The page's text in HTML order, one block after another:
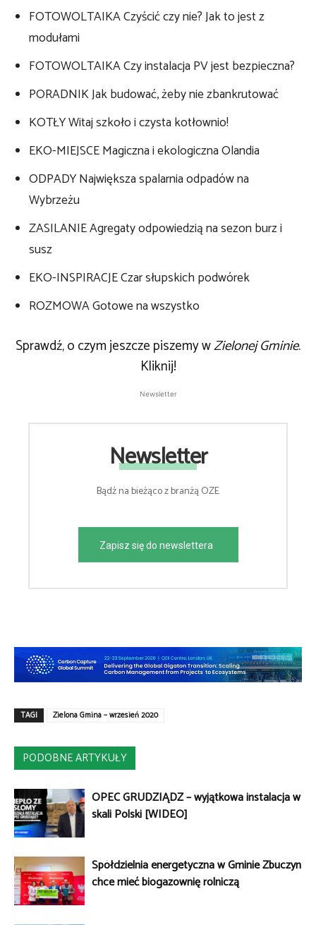
FOTOWOLTAIKA Czyścić czy nie? Jak to jest z
modułami
FOTOWOLTAIKA Czy instalacja PV jest bezpieczna?
PORADNIK Jak budować, żeby nie zbankrutować
KOTŁY Witaj szkoło i czysta kotłownio!
EKO-MIEJSCE Magiczna i ekologiczna Olandia
ODPADY Największa spalarnia odpadów na
Wybrzeżu
ZASILANIE Agregaty odpowiedzią na sezon burz i
susz
EKO-INSPIRACJE Czar słupskich podwórek
ROZMOWA Gotowe na wszystko
Sprawdź, o czym jeszcze piszemy wZielonej Gminie.
Kliknij!
Newsletter
Newsletter
Bądź na bieżąco z branżą OZE
Zapisz się do newslettera
TAGI Zielona Gmina – wrzesień 2020
PODOBNE ARTYKUŁY
OPEC GRUDZIĄDZ – wyjątkowa instalacja w
skali Polski [WIDEO]
Spółdzielnia energetyczna w Gminie Zbuczyn
chce mieć biogazownię rolniczą